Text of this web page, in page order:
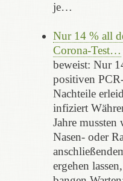
je…
Nur 14 % all
Corona-Test…
beweist: Nur
positiven
Nachteile
infiziert
Jahre
Nasen- oder
ergehen